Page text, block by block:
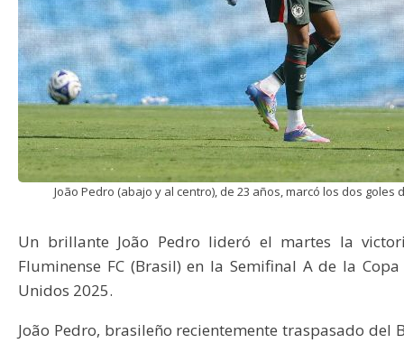
João Pedro (abajo y al centro), de 23 años, marcó los dos goles
Un brillante João Pedro lideró el martes la
Fluminense FC (Brasil) en la Semifinal A de la
Unidos 2025.
João Pedro, brasileño recientemente traspasado del